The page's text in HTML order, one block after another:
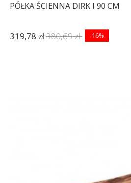
PÓŁKA ŚCIENNA DIRK I 90 CM
319,78 zł380,69 zł -16%